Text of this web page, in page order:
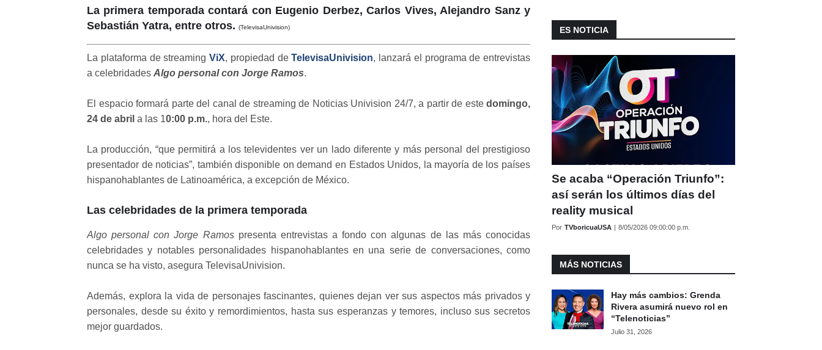
La primera temporada contará con Eugenio Derbez, Carlos Vives, Alejandro Sanz y
Sebastián Yatra, entre otros. (TelevisaUnivision)
La plataforma de streaming ViX, propiedad deTelevisaUnivision, lanzará el programa de entrevistas
a celebridades Algo personal con Jorge Ramos.
El espacio formará parte del canal de streaming de Noticias Univision 24/7, a partir de este domingo,
24 de abril a las 10:00 p.m., hora del Este.
La producción, “que permitirá a los televidentes ver un lado diferente y más personal del prestigioso
presentador de noticias”, también disponible on demand en Estados Unidos, la mayoría de los países
hispanohablantes de Latinoamérica, a excepción de México.
Las celebridades de la primera temporada
Algo personal con Jorge Ramospresenta entrevistas a fondo con algunas de las más conocidas
celebridades y notables personalidades hispanohablantes en una serie de conversaciones, como
nunca se ha visto, asegura TelevisaUnivision.
Además, explora la vida de personajes fascinantes, quienes dejan ver sus aspectos más privados y
personales, desde su éxito y remordimientos, hasta sus esperanzas y temores, incluso sus secretos
mejor guardados.
ES NOTICIA
Se acaba “Operación Triunfo”:
así serán los últimos días del
reality musical
Por TVboricuaUSA | 8/05/2026 09:00:00 p.m.
MÁS NOTICIAS
Hay más cambios: Grenda
Rivera asumirá nuevo rol en
“Telenoticias”
Julio 31, 2026